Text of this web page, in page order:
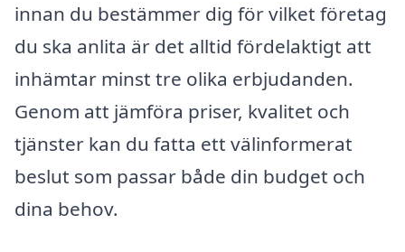
innan du bestämmer dig för vilket företag
du ska anlita är det alltid fördelaktigt att
inhämtar minst tre olika erbjudanden.
Genom att jämföra priser, kvalitet och
tjänster kan du fatta ett välinformerat
beslut som passar både din budget och
dina behov.